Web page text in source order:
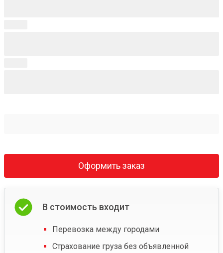
Оформить заказ
В стоимость входит
Перевозка между городами
Страхование груза без объявленной